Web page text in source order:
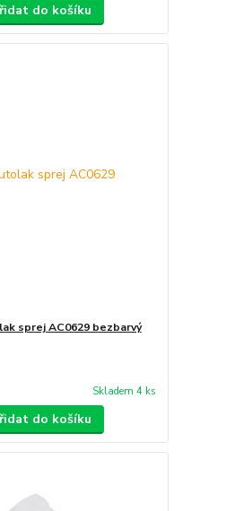
do košíku
sprej AC0629 bezbarvý
Skladem 4 ks
do košíku